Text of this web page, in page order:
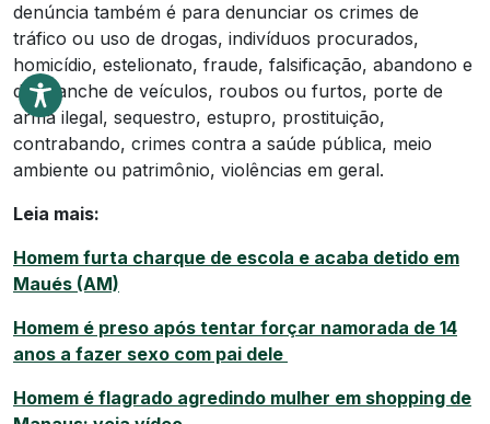
denúncia também é para denunciar os crimes de
tráfico ou uso de drogas, indivíduos procurados,
homicídio, estelionato, fraude, falsificação, abandono e
desmanche de veículos, roubos ou furtos, porte de
arma ilegal, sequestro, estupro, prostituição,
contrabando, crimes contra a saúde pública, meio
ambiente ou patrimônio, violências em geral.
Leia mais:
Homem furta charque de escola e acaba detido em
Maués (AM)
Homem é preso após tentar forçar namorada de 14
anos a fazer sexo com pai dele
Homem é flagrado agredindo mulher em shopping de